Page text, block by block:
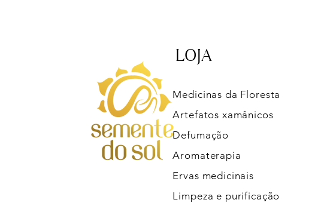
LOJA
Medicinas da Floresta
Artefatos xamânicos
Defumação
Aromaterapia
Ervas medicinais
Limpeza e purificação